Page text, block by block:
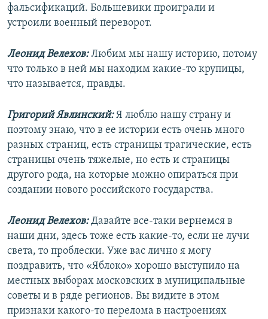
фальсификаций. Большевики проиграли и
устроили военный переворот.
Леонид Велехов:Любим мы нашу историю, потому
что только в ней мы находим какие-то крупицы,
что называется, правды.
Григорий Явлинский:Я люблю нашу страну и
поэтому знаю, что в ее истории есть очень много
разных страниц, есть страницы трагические, есть
страницы очень тяжелые, но есть и страницы
другого рода, на которые можно опираться при
создании нового российского государства.
Леонид Велехов:Давайте все-таки вернемся в
наши дни, здесь тоже есть какие-то, если не лучи
света, то проблески. Уже вас лично я могу
поздравить, что «Яблоко» хорошо выступило на
местных выборах московских в муниципальные
советы и в ряде регионов. Вы видите в этом
признаки какого-то перелома в настроениях